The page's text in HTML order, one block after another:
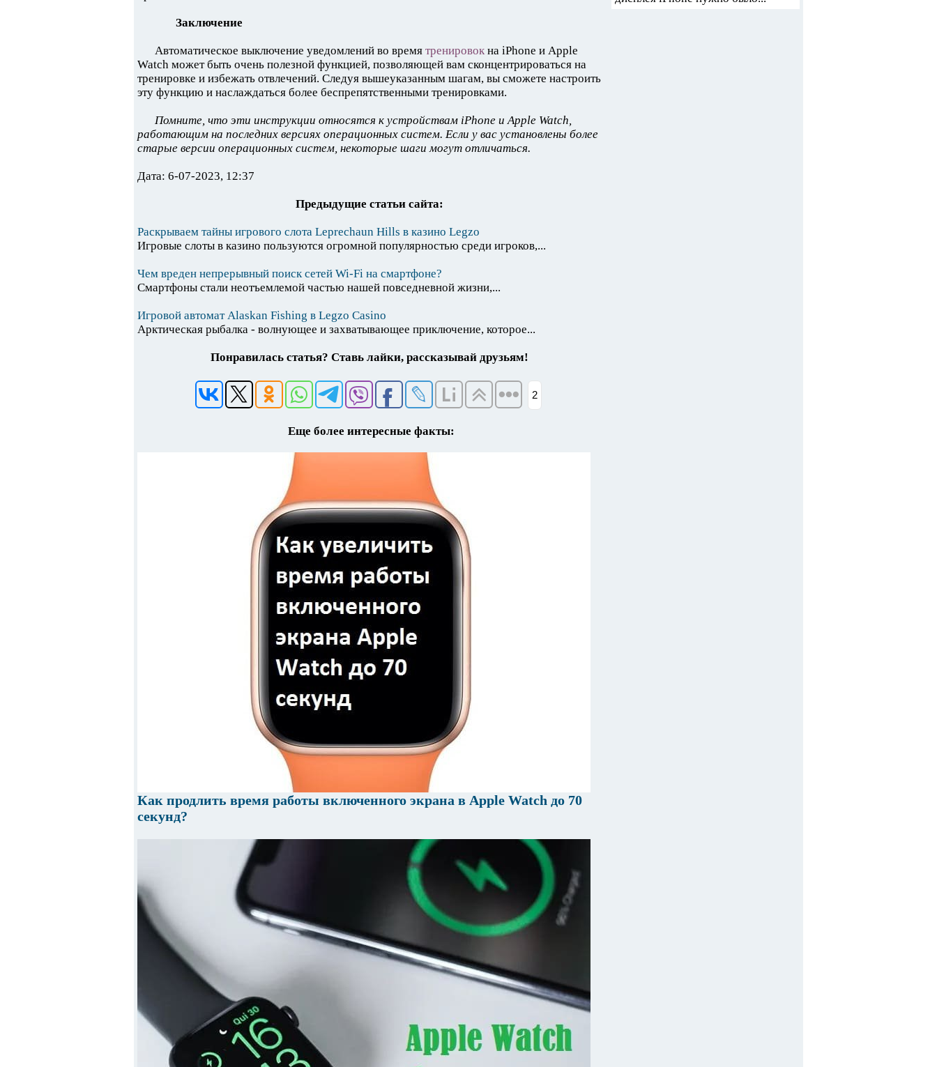
Заключение
Автоматическое выключение уведомлений во время тренировок на iPhone и Apple
Watch может быть очень полезной функцией, позволяющей вам сконцентрироваться на
тренировке и избежать отвлечений. Следуя вышеуказанным шагам, вы сможете настроить
эту функцию и наслаждаться более беспрепятственными тренировками.
Помните, что эти инструкции относятся к устройствам iPhone и Apple Watch,
работающим на последних версиях операционных систем. Если у вас установлены более
старые версии операционных систем, некоторые шаги могут отличаться.
Дата: 6-07-2023, 12:37
Предыдущие статьи сайта:
Раскрываем тайны игрового слота Leprechaun Hills в казино Legzo
Игровые слоты в казино пользуются огромной популярностью среди игроков,...
Чем вреден непрерывный поиск сетей Wi-Fi на смартфоне?
Смартфоны стали неотъемлемой частью нашей повседневной жизни,...
Игровой автомат Alaskan Fishing в Legzo Casino
Арктическая рыбалка - волнующее и захватывающее приключение, которое...
Понравилась статья? Ставь лайки, рассказывай друзьям!
2
Еще более интересные факты:
Как продлить время работы включенного экрана в Apple Watch до 70
секунд?